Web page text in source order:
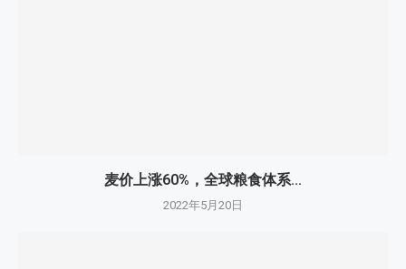
麦价上涨60%，全球粮食体系...
2022年5月20日